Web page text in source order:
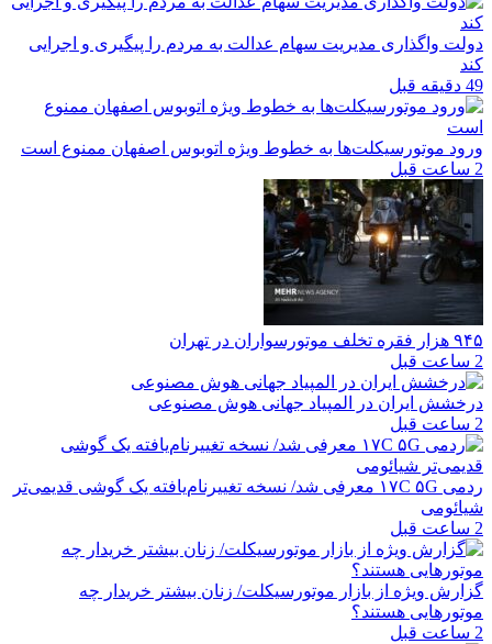
دولت واگذاری مدیریت سهام عدالت به مردم را پیگیری و اجرایی
کند
49 دقیقه قبل
ورود موتورسیکلت‌ها به خطوط ویژه اتوبوس اصفهان ممنوع است
2 ساعت قبل
۹۴۵ هزار فقره تخلف موتورسواران در تهران
2 ساعت قبل
درخشش ایران در المپیاد جهانی هوش مصنوعی
2 ساعت قبل
ردمی ۱۷C ۵G معرفی شد/ نسخه تغییرنام‌یافته یک گوشی قدیمی‌تر
شیائومی
2 ساعت قبل
گزارش ویژه از بازار موتورسیکلت/ زنان بیشتر خریدار چه
موتورهایی هستند؟
2 ساعت قبل